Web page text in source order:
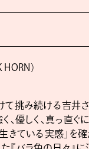
）
て挑み続ける吉井
、優しく、真っ直ぐ
きている実感」を